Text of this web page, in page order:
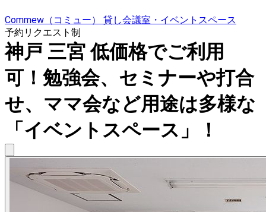
Commew（コミュー） 貸し会議室・イベントスペース
予約リクエスト制
神戸 三宮 低価格でご利用
可！勉強会、セミナーや打合
せ、ママ会など用途は多様な
「イベントスペース」！